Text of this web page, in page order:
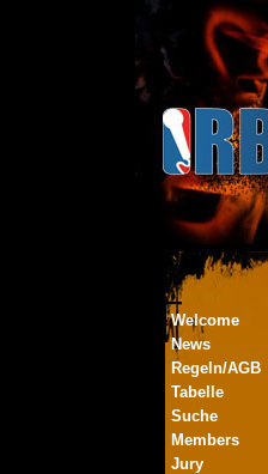
Welcome
News
Regeln/AGB
Tabelle
Suche
Members
Jury